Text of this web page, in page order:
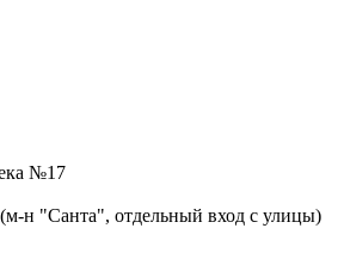
№17
н "Санта", отдельный вход с улицы)